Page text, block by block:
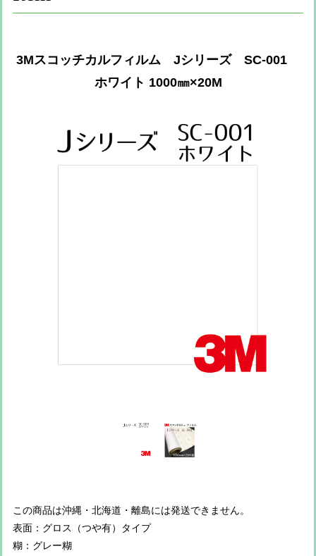
3Mスコッチカルフィルム Jシリーズ SC-001
ホワイト 1000㎜×20M
この商品は沖縄・北海道・離島には発送できません。
表面：グロス（つや有）タイプ
糊：グレー糊